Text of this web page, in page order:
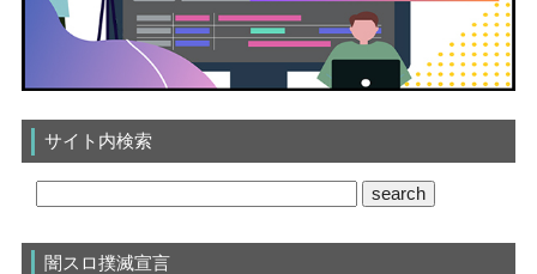
サイト内検索
闇スロ撲滅宣言